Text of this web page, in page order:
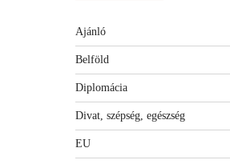
Ajánló
Belföld
Diplomácia
Divat, szépség, egészség
EU